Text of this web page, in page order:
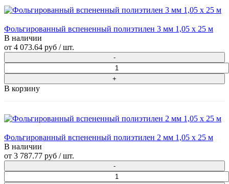
Фольгированный вспененный полиэтилен 3 мм 1,05 х 25 м
В наличии
от 4 073.64 руб / шт.
В корзину
Фольгированный вспененный полиэтилен 2 мм 1,05 х 25 м
В наличии
от 3 787.77 руб / шт.